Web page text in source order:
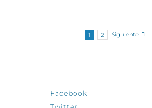
1 2 Siguiente
Facebook